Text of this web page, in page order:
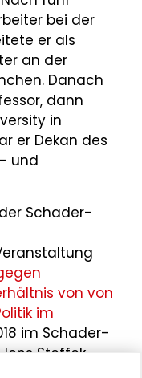
bei der
er als
an der
Danach
dann
in
er Dekan des
und
Schader-
von von
im
im Schader-
Steffek